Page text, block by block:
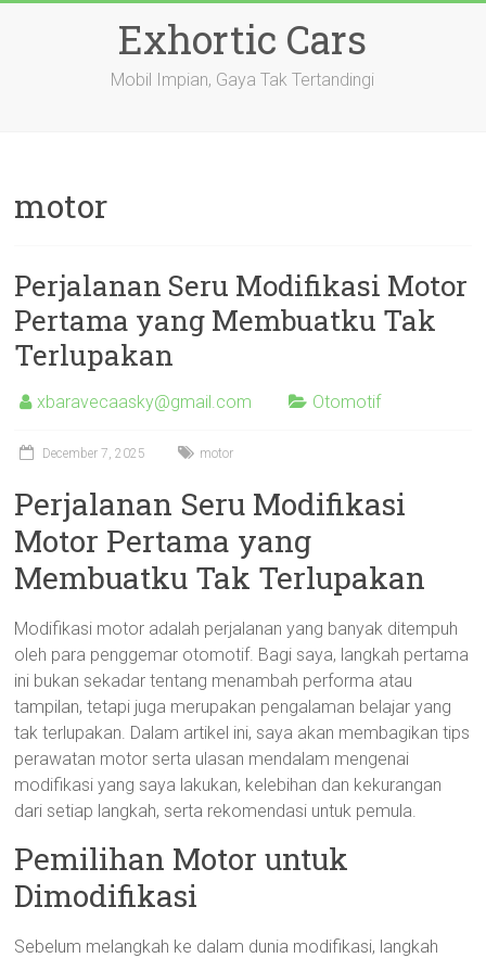
Exhortic Cars
Mobil Impian, Gaya Tak Tertandingi
motor
Perjalanan Seru Modifikasi Motor
Pertama yang Membuatku Tak
Terlupakan
xbaravecaasky@gmail.com Otomotif
December 7, 2025 motor
Perjalanan Seru Modifikasi
Motor Pertama yang
Membuatku Tak Terlupakan
Modifikasi motor adalah perjalanan yang banyak ditempuh
oleh para penggemar otomotif. Bagi saya, langkah pertama
ini bukan sekadar tentang menambah performa atau
tampilan, tetapi juga merupakan pengalaman belajar yang
tak terlupakan. Dalam artikel ini, saya akan membagikan tips
perawatan motor serta ulasan mendalam mengenai
modifikasi yang saya lakukan, kelebihan dan kekurangan
dari setiap langkah, serta rekomendasi untuk pemula.
Pemilihan Motor untuk
Dimodifikasi
Sebelum melangkah ke dalam dunia modifikasi, langkah